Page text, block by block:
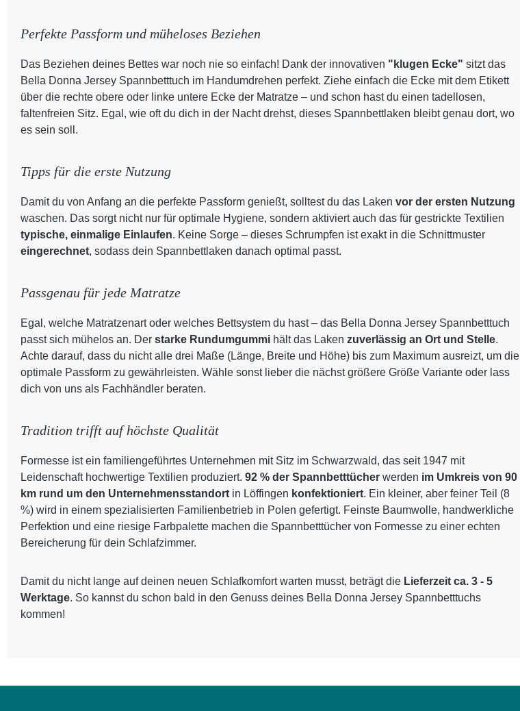
Perfekte Passform und müheloses Beziehen
Das Beziehen deines Bettes war noch nie so einfach! Dank der innovativen "klugen Ecke" sitzt das
Bella Donna Jersey Spannbetttuch im Handumdrehen perfekt. Ziehe einfach die Ecke mit dem Etikett
über die rechte obere oder linke untere Ecke der Matratze – und schon hast du einen tadellosen,
faltenfreien Sitz. Egal, wie oft du dich in der Nacht drehst, dieses Spannbettlaken bleibt genau dort, wo
es sein soll.
Tipps für die erste Nutzung
Damit du von Anfang an die perfekte Passform genießt, solltest du das Laken vor der ersten Nutzung
waschen. Das sorgt nicht nur für optimale Hygiene, sondern aktiviert auch das für gestrickte Textilien
typische, einmalige Einlaufen. Keine Sorge – dieses Schrumpfen ist exakt in die Schnittmuster
eingerechnet, sodass dein Spannbettlaken danach optimal passt.
Passgenau für jede Matratze
Egal, welche Matratzenart oder welches Bettsystem du hast – das Bella Donna Jersey Spannbetttuch
passt sich mühelos an. Der starke Rundumgummi hält das Laken zuverlässig an Ort und Stelle.
Achte darauf, dass du nicht alle drei Maße (Länge, Breite und Höhe) bis zum Maximum ausreizt, um die
optimale Passform zu gewährleisten. Wähle sonst lieber die nächst größere Größe Variante oder lass
dich von uns als Fachhändler beraten.
Tradition trifft auf höchste Qualität
Formesse ist ein familiengeführtes Unternehmen mit Sitz im Schwarzwald, das seit 1947 mit
Leidenschaft hochwertige Textilien produziert. 92 % der Spannbetttücher werden im Umkreis von 90
km rund um den Unternehmensstandort in Löffingen konfektioniert. Ein kleiner, aber feiner Teil (8
%) wird in einem spezialisierten Familienbetrieb in Polen gefertigt. Feinste Baumwolle, handwerkliche
Perfektion und eine riesige Farbpalette machen die Spannbetttücher von Formesse zu einer echten
Bereicherung für dein Schlafzimmer.
Damit du nicht lange auf deinen neuen Schlafkomfort warten musst, beträgt die Lieferzeit ca. 3 - 5
Werktage. So kannst du schon bald in den Genuss deines Bella Donna Jersey Spannbetttuchs
kommen!